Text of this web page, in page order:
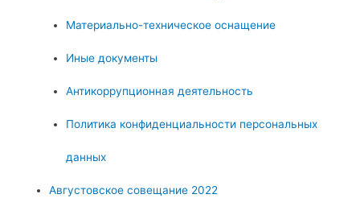
Материально-техническое оснащение
Иные документы
Антикоррупционная деятельность
Политика конфиденциальности персональных
данных
Августовское совещание 2022